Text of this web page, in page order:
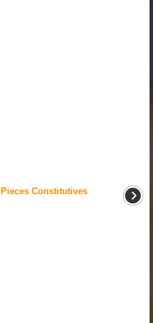
Pieces Constitutives